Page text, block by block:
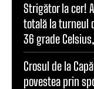
Strigător la cer!
totală la turneul
36 grade
Crosul de la
povestea prin